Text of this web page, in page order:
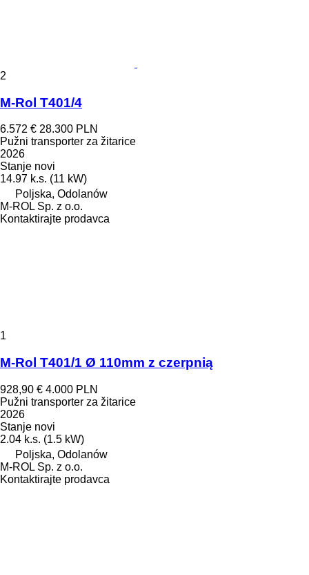
2
M-Rol T401/4
6.572 € 28.300 PLN
Pužni transporter za žitarice
2026
Stanje novi
14.97 k.s. (11 kW)
Poljska, Odolanów
M-ROL Sp. z o.o.
Kontaktirajte prodavca
1
M-Rol T401/1 Ø 110mm z czerpnią
928,90 € 4.000 PLN
Pužni transporter za žitarice
2026
Stanje novi
2.04 k.s. (1.5 kW)
Poljska, Odolanów
M-ROL Sp. z o.o.
Kontaktirajte prodavca